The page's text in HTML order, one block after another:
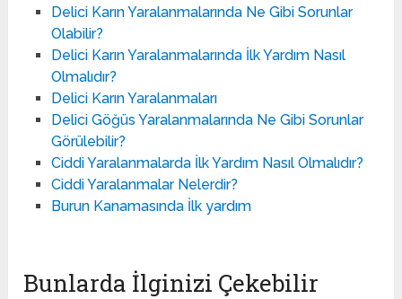
Delici Karın Yaralanmalarında Ne Gibi Sorunlar
Olabilir?
Delici Karın Yaralanmalarında İlk Yardım Nasıl
Olmalıdır?
Delici Karın Yaralanmaları
Delici Göğüs Yaralanmalarında Ne Gibi Sorunlar
Görülebilir?
Ciddi Yaralanmalarda İlk Yardım Nasıl Olmalıdır?
Ciddi Yaralanmalar Nelerdir?
Burun Kanamasında İlk yardım
Bunlarda İlginizi Çekebilir